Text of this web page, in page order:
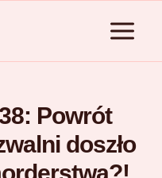
Powrót
doszło